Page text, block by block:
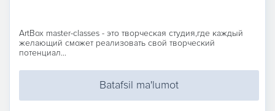
ArtBox master-classes - это творческая студия,где каждый
желающий сможет реализовать свой творческий
потенциал...
Batafsil ma'lumot